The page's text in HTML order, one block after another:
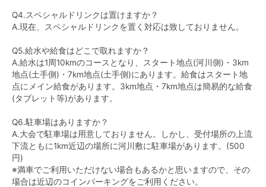
Q4.スペシャルドリンクは置けますか？
A.現在、スペシャルドリンクを置く対応は致しておりません。
Q5.給水や給食はどこで取れますか？
A.給水は1周10kmのコースとなり、スタート地点(河川側)・3km
地点(土手側)・7km地点(土手側)にあります。給食はスタート地
点にメイン給食があります。3km地点・7km地点は簡易的な給食
(タブレット等)があります。
Q6.駐車場はありますか？
A.大会で駐車場は用意しておりません。しかし、受付場所の上流
下流ともに1km近辺の場所に河川敷に駐車場があります。(500
円)
※満車でご利用いただけない場合もあるかと思いますので、その
場合は近辺のコインパーキングをご利用ください。